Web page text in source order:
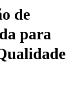
de
para